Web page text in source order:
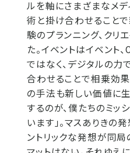
ルを軸にさまざまなメ
術と掛け合わせること
験のプランニング、クリ
た。イベントはイベント
ではなく、デジタルの
合わせることで相乗効果
の手法も新しい価値に
するのが、僕たちのミッ
います」。マスありきの
ントリックな発想が同局